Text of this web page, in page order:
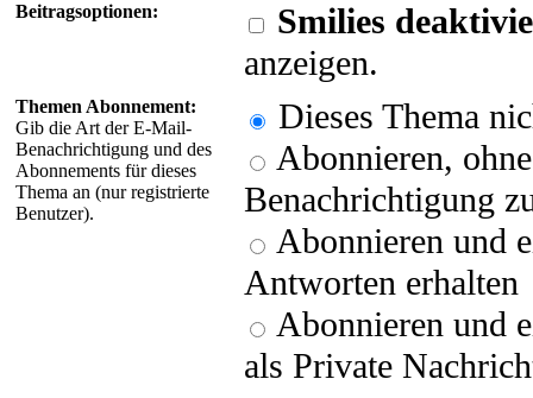
Beitragsoptionen:
Smilies
anzeigen.
Themen Abonnement:
Gib die Art der E-Mail-
Benachrichtigung und des
Abonnements für dieses
Thema an (nur registrierte
Benutzer).
Dieses Thema
Abonnieren,
Benachrichtigung
Abonnieren und
Antworten erhalten
Abonnieren und
als Private